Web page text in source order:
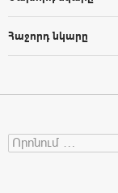
Հաջորդ նկարը
Search for: